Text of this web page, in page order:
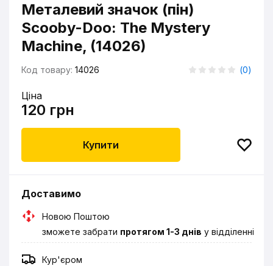
Металевий значок (пін)
Scooby-Doo: The Mystery
Machine, (14026)
Код товару: 14026 (0)
Ціна
120 грн
Купити
Доставимо
Новою Поштою
зможете забрати протягом 1-3 днів у відділенні
Кур'єром